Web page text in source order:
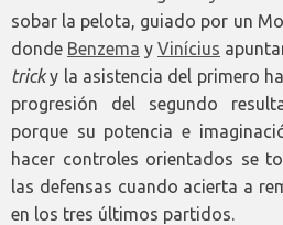
sobar la pelota, guiado por un
donde Benzema y Vinícius
tricky la asistencia del primero
progresión del segundo
porque su potencia e
hacer controles orientados se
las defensas cuando acierta a
en los tres últimos partidos.